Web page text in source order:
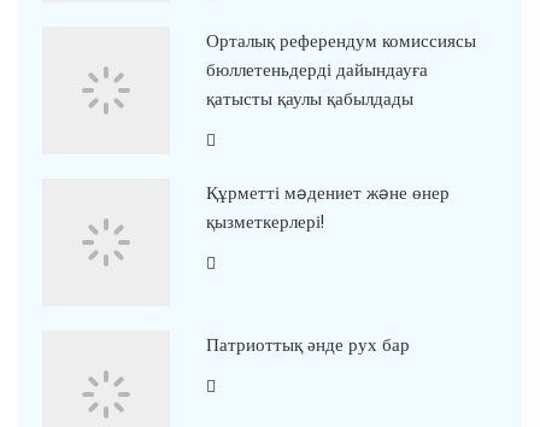
Орталық референдум комиссиясы
бюллетеньдерді дайындауға
қатысты қаулы қабылдады
Құрметті мəдениет жəне өнер
қызметкерлері!
Патриоттық әнде рух бар